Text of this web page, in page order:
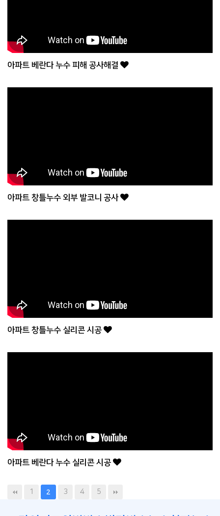
아파트 베란다 누수 피해 공사해결
아파트 창틀누수 외부 발코니 공사
아파트 창틀누수 실리콘 시공
아파트 베란다 누수 실리콘 시공
1 2 3 4 5